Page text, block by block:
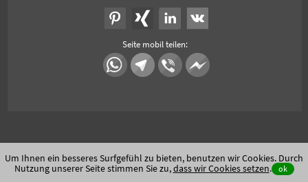
Seite mobil teilen:
Um Ihnen ein besseres Surfgefühl zu bieten, benutzen wir Cookies. Durch
Nutzung unserer Seite stimmen Sie zu,dass wir Cookies setzen. ok